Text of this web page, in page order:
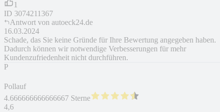
1
ID 3074211367
Antwort von autoeck24.de
16.03.2024
Schade, das Sie keine Gründe für Ihre Bewertung angegeben haben.
Dadurch können wir notwendige Verbesserungen für mehr
Kundenzufriedenheit nicht durchführen.
P
Pollauf
4.666666666666667 Sterne
4,6